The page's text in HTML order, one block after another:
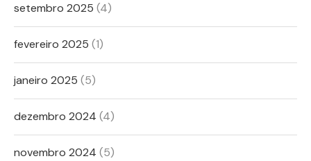
setembro 2025 (4)
fevereiro 2025 (1)
janeiro 2025 (5)
dezembro 2024 (4)
novembro 2024 (5)